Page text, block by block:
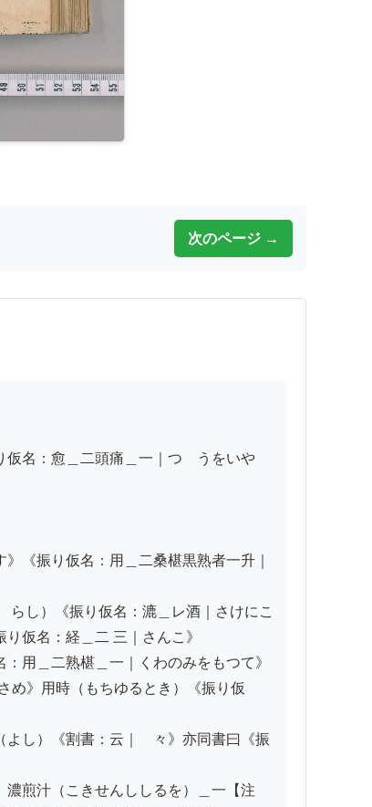
次のページ →
名：愈＿二頭痛＿一｜つゝうをいや
《振り仮名：用＿二桑椹黒熟者一升｜
し）《振り仮名：漉＿レ酒｜さけにこ
仮名：経＿二 三｜さんこ》
用＿二熟椹＿一｜くわのみをもつて》
め》用時（もちゆるとき）《振り仮
し）《割書：云｜　々》亦同書曰《振
煎汁（こきせんししるを）＿一【注